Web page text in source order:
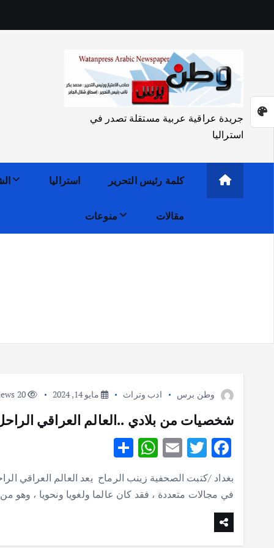
جريدة عراقية عربية مستقلة تصدر في
استراليا
كلمة رئيس التحرير استراليا
مقالات منوعات
وطن برس ادب وتراث مايو 14, 2024 20 views
شخصيات من بلادي ..العالم العراقي
F
ac
e
b
T
w
it
te
E
ai
l
W
at
s
h
ar
e
في مجالات متعددة ، فقد كان عالما ولغويا ونحويا ، وهو